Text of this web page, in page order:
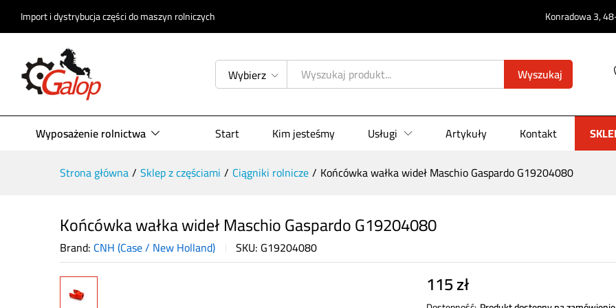
Import i dystrybucja części do maszyn rolniczych Konradowa 3,
Wybierz Wyszukaj
Wyposażenie rolnictwa Start Kim jesteśmy Usługi Artykuły Kontakt
Strona główna/ Sklep z częściami / Ciągniki rolnicze/ Końcówka wałka wideł Maschio Gaspardo G19204080
Końcówka wałka wideł Maschio Gaspardo G19204080
Brand: CNH (Case / New Holland) SKU:G19204080
115zł
Opis produktu Specyfikacja